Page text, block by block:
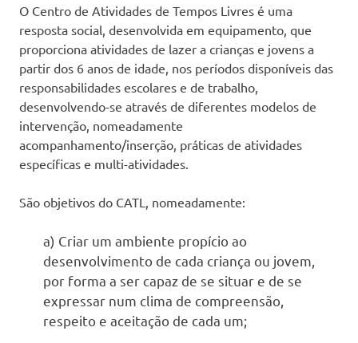
Freguesia
Tamengos
é
uma
instituição
particular
de
solidariedade
(IPSS),
dá
social
comunidade
O Centro de Atividades de Tempos Livres é uma
resposta social, desenvolvida em equipamento, que
proporciona atividades de lazer a crianças e jovens a
partir dos 6 anos de idade, nos períodos disponíveis das
responsabilidades escolares e de trabalho,
desenvolvendo-se através de diferentes modelos de
intervenção, nomeadamente
acompanhamento/inserção, práticas de atividades
específicas e multi-atividades.
São objetivos do CATL, nomeadamente:
a) Criar um ambiente propício ao
desenvolvimento de cada criança ou jovem,
por forma a ser capaz de se situar e de se
expressar num clima de compreensão,
respeito e aceitação de cada um;